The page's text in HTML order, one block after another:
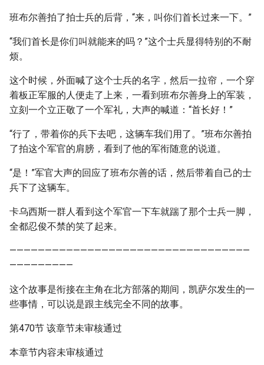
班布尔善拍了拍士兵的后背，“来，叫你们首长过来一下。”
“我们首长是你们叫就能来的吗？”这个士兵显得特别的不耐
烦。
这个时候，外面喊了这个士兵的名字，然后一拉帘，一个穿
着板正军服的人便走了上来，一看到班布尔善身上的军装，
立刻一个立正敬了一个军礼，大声的喊道：“首长好！”
“行了，带着你的兵下去吧，这辆车我们用了。”班布尔善拍
了拍这个军官的肩膀，看到了他的军衔随意的说道。
“是！”军官大声的回应了班布尔善的话，然后带着自己的士
兵下了这辆车。
卡乌西斯一群人看到这个军官一下车就踹了那个士兵一脚，
全都忍俊不禁的笑了起来。
——————————————————————————————————
—————————
这个故事是衔接在主角在北方部落的期间，凯萨尔发生的一
些事情，可以说是跟主线完全不同的故事。
第470节 该章节未审核通过
本章节内容未审核通过